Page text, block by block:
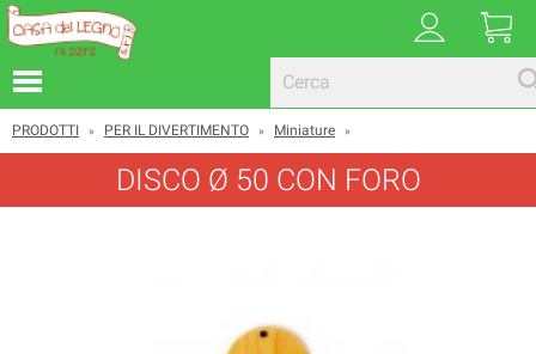
PRODOTTI » PER IL DIVERTIMENTO » Miniature »
DISCO Ø 50 CON FORO